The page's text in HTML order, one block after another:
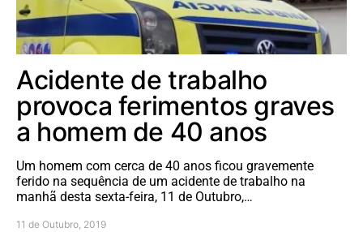
Acidente de trabalho
provoca ferimentos graves
a homem de 40 anos
Um homem com cerca de 40 anos ficou gravemente
ferido na sequência de um acidente de trabalho na
manhã desta sexta-feira, 11 de Outubro,…
11 de Outubro, 2019